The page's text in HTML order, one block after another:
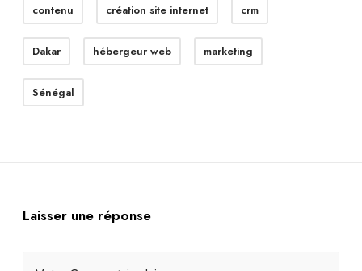
contenu création site internet crm
Dakar hébergeur web marketing
Sénégal
Laisser une réponse